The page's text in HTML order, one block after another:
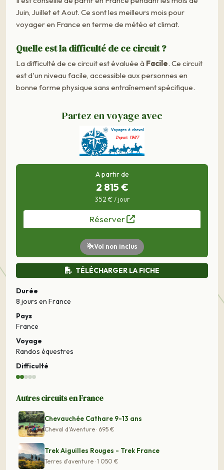
Juin, Juillet et Aout. Ce sont les meilleurs mois pour
voyager en France en terme de météo et climat.
Quelle est la difficulté de ce circuit ?
La difficulté de ce circuit est évaluée à Facile. Ce circuit
est d'un niveau facile, accessible aux personnes en
bonne forme physique sans entraînement spécifique.
Partez en voyage avec
A partir de
2 815 €
352 € / jour
Réserver
Vol non inclus
TÉLÉCHARGER LA FICHE
Durée
8 jours en France
Pays
France
Voyage
Randos équestres
Difficulté
Autres circuits en France
Chevauchée Cathare 9-13 ans
Cheval d'Aventure · 695 €
Trek Aiguilles Rouges - Trek France
Terres d'aventure · 1 050 €